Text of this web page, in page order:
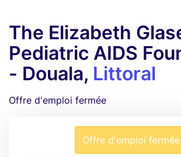
The Elizabeth
Pediatric AIDS
- Douala, Littoral
Offre d'emploi fermée
Offre d'emploi fermée